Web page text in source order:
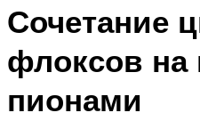
Сочетание
флоксов на
пионами